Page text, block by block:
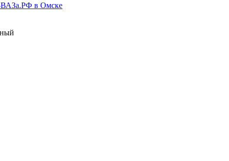
в Омске